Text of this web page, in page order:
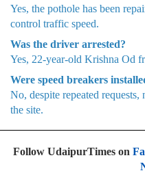
Yes, the pothole has been
control traffic speed.
Was the driver arrested?
Yes, 22-year-old Krishna Od
Were speed breakers
No, despite repeated requests,
the site.
Follow UdaipurTimes on